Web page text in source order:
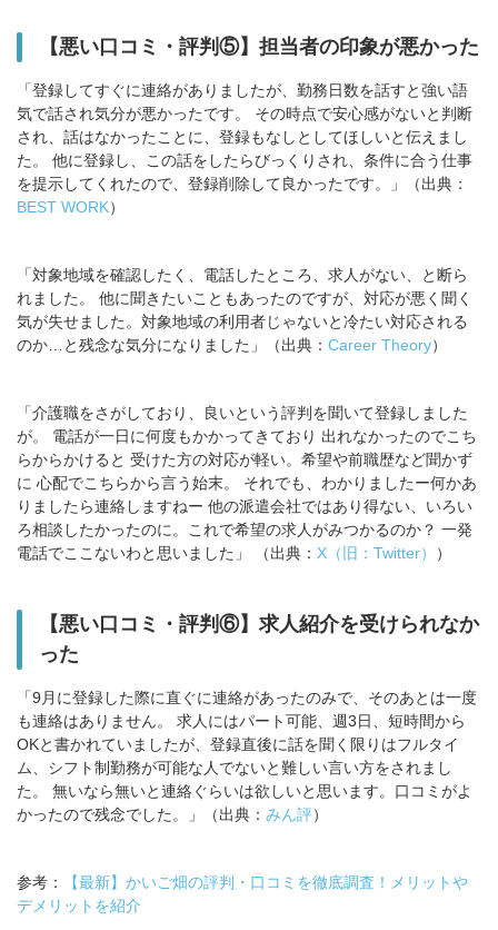
【悪い口コミ・評判⑤】担当者の印象が悪かった
「登録してすぐに連絡がありましたが、勤務日数を話すと強い語
気で話され気分が悪かったです。 その時点で安心感がないと判断
され、話はなかったことに、登録もなしとしてほしいと伝えまし
た。 他に登録し、この話をしたらびっくりされ、条件に合う仕事
を提示してくれたので、登録削除して良かったです。」（出典：
BEST WORK）
「対象地域を確認したく、電話したところ、求人がない、と断ら
れました。 他に聞きたいこともあったのですが、対応が悪く聞く
気が失せました。対象地域の利用者じゃないと冷たい対応される
のか…と残念な気分になりました」（出典： Career Theory）
「介護職をさがしており、良いという評判を聞いて登録しました
が。 電話が一日に何度もかかってきており 出れなかったのでこち
らからかけると 受けた方の対応が軽い。希望や前職歴など聞かず
に 心配でこちらから言う始末。 それでも、わかりましたー何かあ
りましたら連絡しますねー 他の派遣会社ではあり得ない、いろい
ろ相談したかったのに。これで希望の求人がみつかるのか？ 一発
電話でここないわと思いました」 （出典： X（旧：Twitter） ）
【悪い口コミ・評判⑥】求人紹介を受けられなか
った
「9月に登録した際に直ぐに連絡があったのみで、そのあとは一度
も連絡はありません。 求人にはパート可能、週3日、短時間から
OKと書かれていましたが、登録直後に話を聞く限りはフルタイ
ム、シフト制勤務が可能な人でないと難しい言い方をされまし
た。 無いなら無いと連絡ぐらいは欲しいと思います。口コミがよ
かったので残念でした。」（出典： みん評）
参考：
【最新】かいご畑の評判・口コミを徹底調査！メリットや
デメリットを紹介